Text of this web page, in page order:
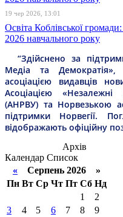
19 чер 2026, 13:01
Освіта Коблівської
2026 навчального року
“Здійснено за
Медіа та Демократія»,
асоціацією видавців
Асоціацією «Незалежні
(АНРВУ) та Норвезькою
підтримки Норвегії.
відображають офіційну
Архів
Календар Список
« Серпень 2026 »
Пн Вт Ср Чт Пт Сб Нд
1
2
3
4 5 6 7 8
9